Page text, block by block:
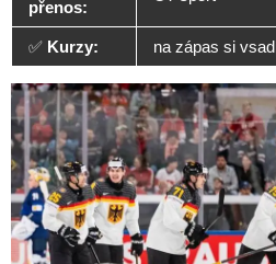
přenos:
✅ Kurzy: na zápas si